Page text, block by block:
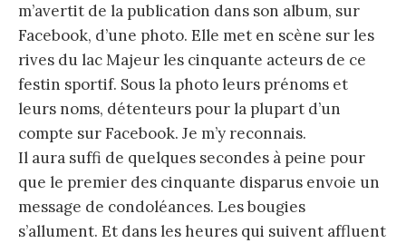
m’avertit de la publication dans son album, sur
Facebook, d’une photo. Elle met en scène sur les
rives du lac Majeur les cinquante acteurs de ce
festin sportif. Sous la photo leurs prénoms et
leurs noms, détenteurs pour la plupart d’un
compte sur Facebook. Je m’y reconnais.
Il aura suffi de quelques secondes à peine pour
que le premier des cinquante disparus envoie un
message de condoléances. Les bougies
s’allument. Et dans les heures qui suivent affluent